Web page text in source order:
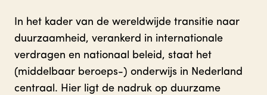
In het kader van de wereldwijde transitie naar
duurzaamheid, verankerd in internationale
verdragen en nationaal beleid, staat het
(middelbaar beroeps-) onderwijs in Nederland
centraal. Hier ligt de nadruk op duurzame